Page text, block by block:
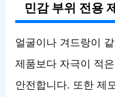
민감 부위 전용
얼굴이나 겨드랑이
제품보다 자극이 적
안전합니다. 또한 제